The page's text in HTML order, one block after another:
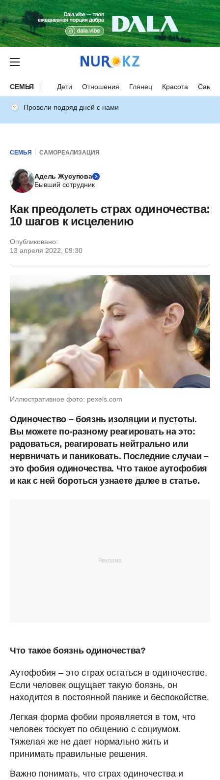
СЕМЬЯ Дети Отношения Глянец Красота
Провели подряд дней с нами
СЕМЬЯ САМОРЕАЛИЗАЦИЯ
Адель Жусупова
Бывший сотрудник
Как преодолеть страх одиночества:
10 шагов к исцелению
Опубликовано:
13 апреля 2022, 09:30
Иллюстративное фото: pexels.com
Одиночество – боязнь изоляции и пустоты.
Вы можете по-разному реагировать на это:
радоваться, реагировать нейтрально или
нервничать и паниковать. Последние случаи –
это фобия одиночества. Что такое аутофобия
и как с ней бороться узнаете далее в статье.
Что такое боязнь одиночества?
Аутофобия – это страх остаться в одиночестве.
Если человек ощущает такую боязнь, он
находится в постоянной панике и беспокойстве.
Легкая форма фобии проявляется в том, что
человек тоскует по общению с социумом.
Тяжелая же не дает нормально жить и
принимать правильные решения.
Важно понимать, что страх одиночества и